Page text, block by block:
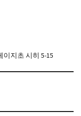
지초 시히 5-15